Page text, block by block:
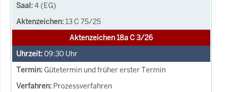
4 (EG)
13 C 75/25
Aktenzeichen 18a C 3/26
09:30 Uhr
Gütetermin und früher erster Termin
Prozessverfahren